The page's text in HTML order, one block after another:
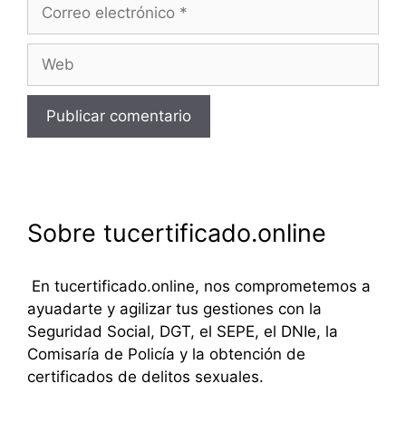
electrónico
Sobre tucertificado.online
En tucertificado.online, nos comprometemos a
ayuadarte y agilizar tus gestiones con la
Seguridad Social, DGT, el SEPE, el DNIe, la
Comisaría de Policía y la obtención de
certificados de delitos sexuales.